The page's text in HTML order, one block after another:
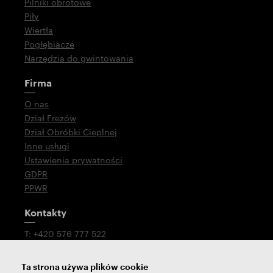
Pilniki obrotowe
Piły
Wiertła
Pogłębiacze
Narzędzia do gwintowania
Firma
O nas
Dział Frezów
Dział Obróbki Cieplnej
Inne usługi
Ustawienia prywatności
GDPR
PPWR
Kontakty
T: +420 576 777 522
Ta strona używa plików cookie